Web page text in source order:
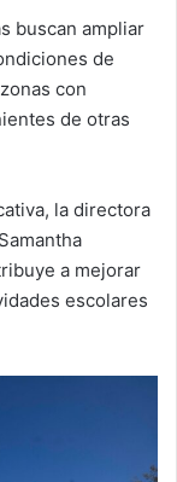
buscan ampliar
de
con
de otras
la directora
a mejorar
escolares